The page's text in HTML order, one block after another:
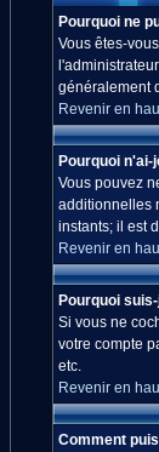
Pourquoi ne
Vous êtes-
généralement
Revenir en
Pourquoi
Vous pouvez
additionnelles
instants; il est
Revenir en
Pourquoi
Si vous ne
votre compte
etc.
Revenir en
Comment